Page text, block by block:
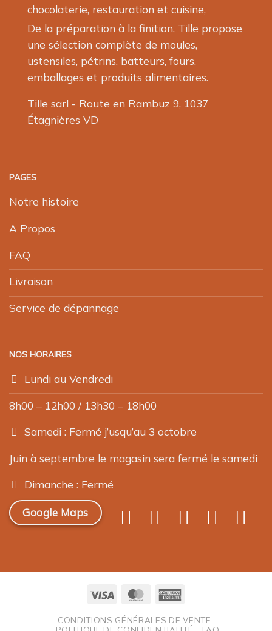
chocolaterie, restauration et cuisine,
De la préparation à la finition, Tille propose
une sélection complète de moules,
ustensiles, pétrins, batteurs, fours,
emballages et produits alimentaires.
Tille sarl - Route en Rambuz 9, 1037
Étagnières VD
PAGES
Notre histoire
A Propos
FAQ
Livraison
Service de dépannage
NOS HORAIRES
Lundi au Vendredi
8h00 – 12h00 / 13h30 – 18h00
Samedi : Fermé j’usqu’au 3 octobre
Juin à septembre le magasin sera fermé le samedi
Dimanche : Fermé
Google Maps
Visa MasterCard
CONDITIONS GÉNÉRALES DE VENTE